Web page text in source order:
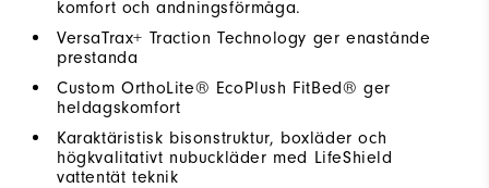
komfort och andningsförmåga.
VersaTrax+ Traction Technology ger enastånde
prestanda
Custom OrthoLite® EcoPlush FitBed® ger
heldagskomfort
Karaktäristisk bisonstruktur, boxläder och
högkvalitativt nubuckläder med LifeShield
vattentät teknik